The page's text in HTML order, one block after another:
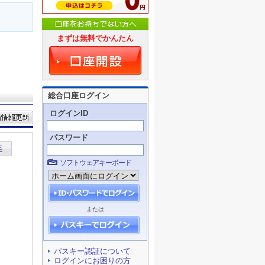
まずは無料でかんたん
総合口座ログイン
ログインID
パスワード
ソフトウェアキーボード
または
パスキー認証について
ログインにお困りの方